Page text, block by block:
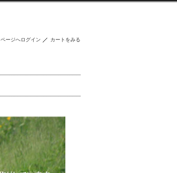
ージへログイン カートをみる